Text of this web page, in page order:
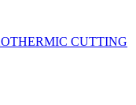
CUTTING